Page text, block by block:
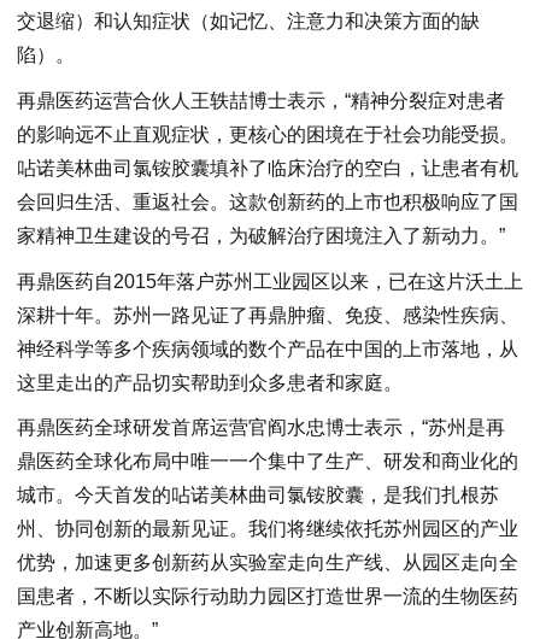
交退缩）和认知症状（如记忆、注意力和决策方面的缺
陷）。
再鼎医药运营合伙人王轶喆博士表示，“精神分裂症对患者
的影响远不止直观症状，更核心的困境在于社会功能受损。
呫诺美林曲司氯铵胶囊填补了临床治疗的空白，让患者有机
会回归生活、重返社会。这款创新药的上市也积极响应了国
家精神卫生建设的号召，为破解治疗困境注入了新动力。”
再鼎医药自2015年落户苏州工业园区以来，已在这片沃土上
深耕十年。苏州一路见证了再鼎肿瘤、免疫、感染性疾病、
神经科学等多个疾病领域的数个产品在中国的上市落地，从
这里走出的产品切实帮助到众多患者和家庭。
再鼎医药全球研发首席运营官阎水忠博士表示，“苏州是再
鼎医药全球化布局中唯一一个集中了生产、研发和商业化的
城市。今天首发的呫诺美林曲司氯铵胶囊，是我们扎根苏
州、协同创新的最新见证。我们将继续依托苏州园区的产业
优势，加速更多创新药从实验室走向生产线、从园区走向全
国患者，不断以实际行动助力园区打造世界一流的生物医药
产业创新高地。”